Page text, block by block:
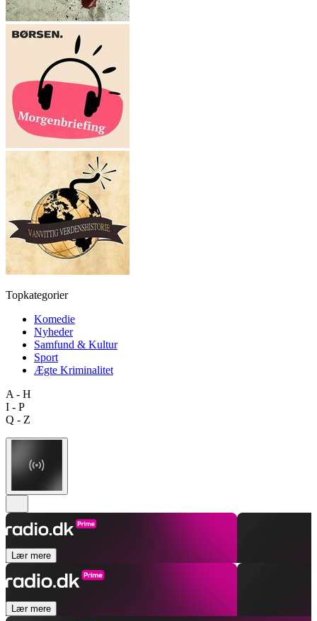
Topkategorier
Komedie
Nyheder
Samfund & Kultur
Sport
Ægte Kriminalitet
A - H
I - P
Q - Z
Lær mere
Lær mere